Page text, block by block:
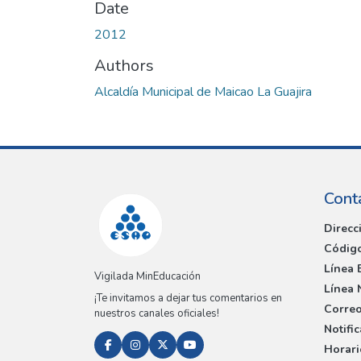
Date
2012
Authors
Alcaldía Municipal de Maicao La Guajira
Vigilada MinEducación
¡Te invitamos a dejar tus comentarios en
nuestros canales oficiales!
Línea
Línea